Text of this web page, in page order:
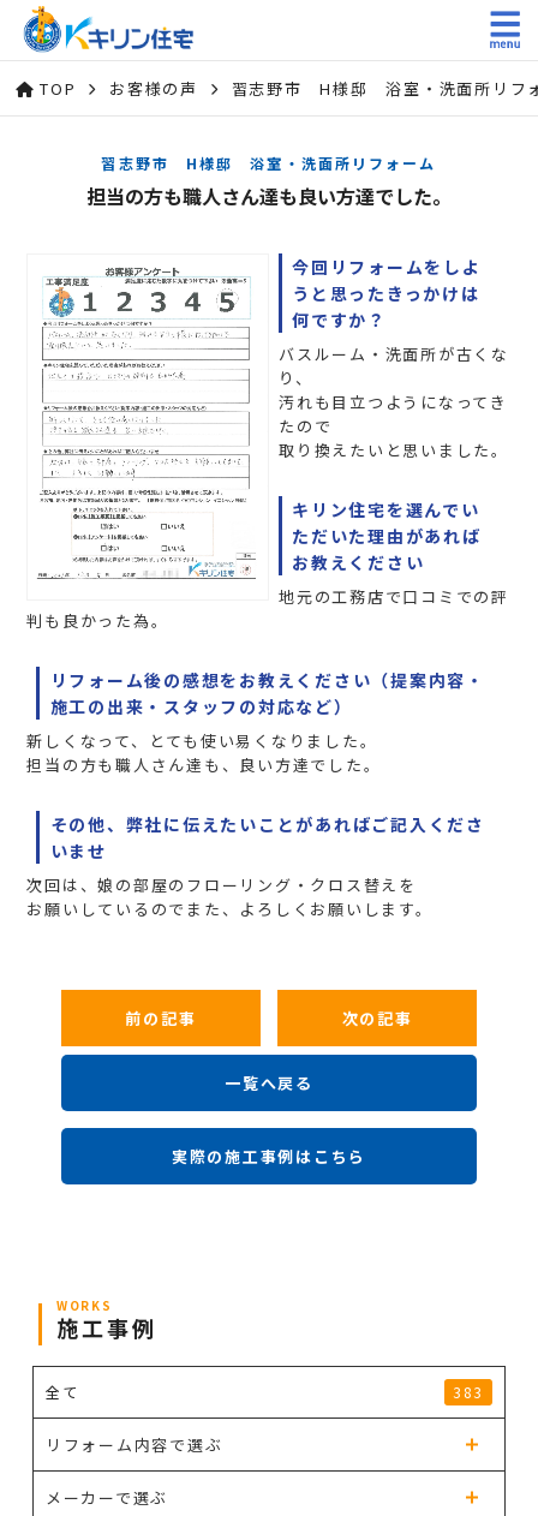
TOP お客様の声 習志野市 H様邸 浴室・洗面所リフ
習志野市 H様邸 浴室・洗面所リフォーム
担当の方も職人さん達も良い方達でした。
今回リフォームをしよ
うと思ったきっかけは
何ですか？
バスルーム・洗面所が古くな
り、
汚れも目立つようになってき
たので
取り換えたいと思いました。
キリン住宅を選んでい
ただいた理由があれば
お教えください
地元の工務店で口コミでの評
判も良かった為。
リフォーム後の感想をお教えください（提案内容・
施工の出来・スタッフの対応など）
新しくなって、とても使い易くなりました。
担当の方も職人さん達も、良い方達でした。
その他、弊社に伝えたいことがあればご記入くださ
いませ
次回は、娘の部屋のフローリング・クロス替えを
お願いしているのでまた、よろしくお願いします。
前の記事 次の記事
一覧へ戻る
実際の施工事例はこちら
WORKS
施工事例
全て 383
リフォーム内容で選ぶ
メーカーで選ぶ